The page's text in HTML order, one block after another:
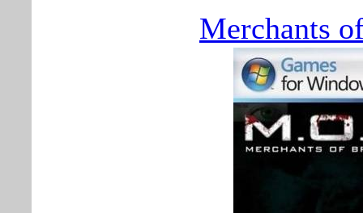
Merchants